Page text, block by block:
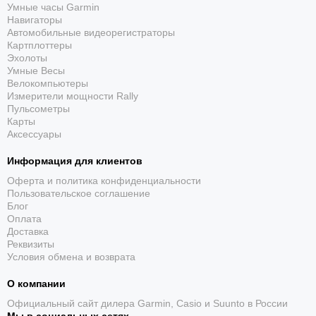
Casio Edifice EF-539D-1A5 – это идеальное сочетание стиля,
функциональности и надежности, которое делает эти часы
отличным выбором для современного мужчины. Эти часы
подчеркнут вашу индивидуальность и станут надежным
спутником в любой ситуации, добавляя уверенности в ваш
образ.
Умные часы Garmin
Навигаторы
Автомобильные видеорегистраторы
Картплоттеры
Эхолоты
Умные Весы
Велокомпьютеры
Измерители мощности Rally
Пульсометры
Карты
Аксессуары
Информация для клиентов
Оферта и политика конфиденциальности
Пользовательское соглашение
Блог
Оплата
Доставка
Реквизиты
Условия обмена и возврата
О компании
Официальный сайт дилера Garmin, Casio и Suunto в России